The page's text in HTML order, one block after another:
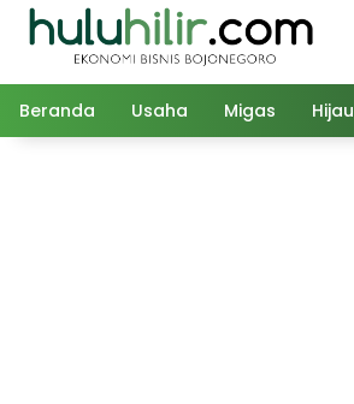
Langsung
Beranda Usaha Migas Hijau